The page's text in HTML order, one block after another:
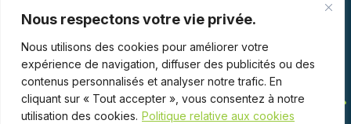
Nous respectons votre vie privée.
Nous utilisons des cookies pour améliorer votre
expérience de navigation, diffuser des publicités ou des
contenus personnalisés et analyser notre trafic. En
cliquant sur « Tout accepter », vous consentez à notre
utilisation des cookies. Politique relative aux cookies
418 525 7707
info@corsairedesign.com